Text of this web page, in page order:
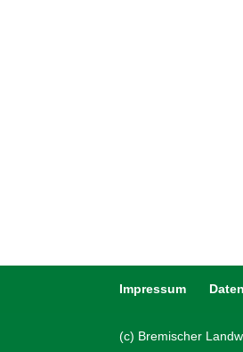
Impressum
(c) Bremischer